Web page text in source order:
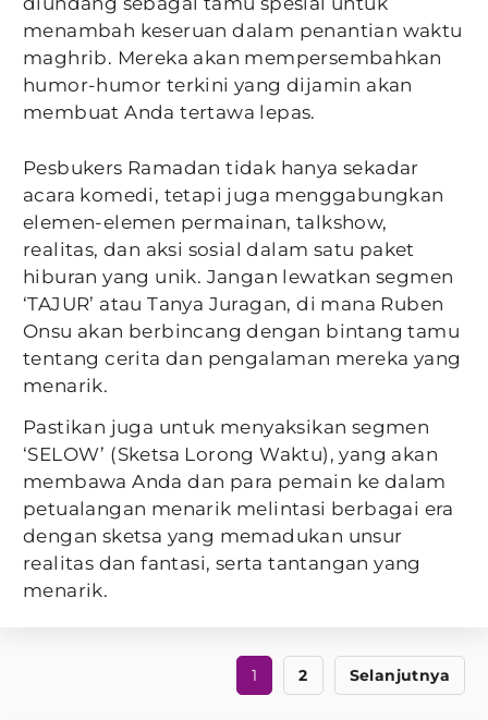
menambah keseruan dalam penantian waktu
maghrib. Mereka akan mempersembahkan
humor-humor terkini yang dijamin akan
membuat Anda tertawa lepas.
Pesbukers Ramadan tidak hanya sekadar
acara komedi, tetapi juga menggabungkan
elemen-elemen permainan, talkshow,
realitas, dan aksi sosial dalam satu paket
hiburan yang unik. Jangan lewatkan segmen
‘TAJUR’ atau Tanya Juragan, di mana Ruben
Onsu akan berbincang dengan bintang tamu
tentang cerita dan pengalaman mereka yang
menarik.
Pastikan juga untuk menyaksikan segmen
‘SELOW’ (Sketsa Lorong Waktu), yang akan
membawa Anda dan para pemain ke dalam
petualangan menarik melintasi berbagai era
dengan sketsa yang memadukan unsur
realitas dan fantasi, serta tantangan yang
menarik.
1 2 Selanjutnya